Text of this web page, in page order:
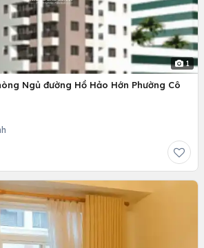
1
Ngủ đường Hồ Hảo Hớn Phường Cô